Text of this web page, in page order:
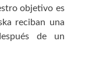
objetivo es
reciban una
de un